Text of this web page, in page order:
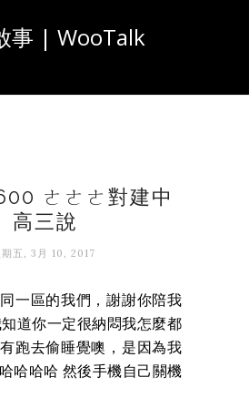
事 | WooTalk
ㄜㄜㄜ對建中
高三說
期五, 3月 10, 2017
一區的我們，謝謝你陪我
道你一定很納悶我怎麼都
跑去偷睡覺噢，是因為我
哈哈哈 然後手機自己關機